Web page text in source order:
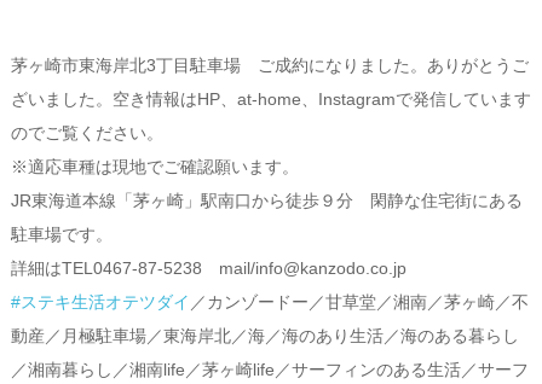
茅ヶ崎市東海岸北3丁目駐車場 ご成約になりました。ありがとうご
ざいました。空き情報はHP、at-home、Instagramで発信しています
のでご覧ください。
※適応車種は現地でご確認願います。
JR東海道本線「茅ヶ崎」駅南口から徒歩９分 閑静な住宅街にある
駐車場です。
詳細はTEL0467-87-5238 mail/info@kanzodo.co.jp
#ステキ生活オテツダイ ／カンゾードー／甘草堂／湘南／茅ヶ崎／不
動産／月極駐車場／東海岸北／海／海のあり生活／海のある暮らし
／湘南暮らし／湘南life／茅ヶ崎life／サーフィンのある生活／サーフ